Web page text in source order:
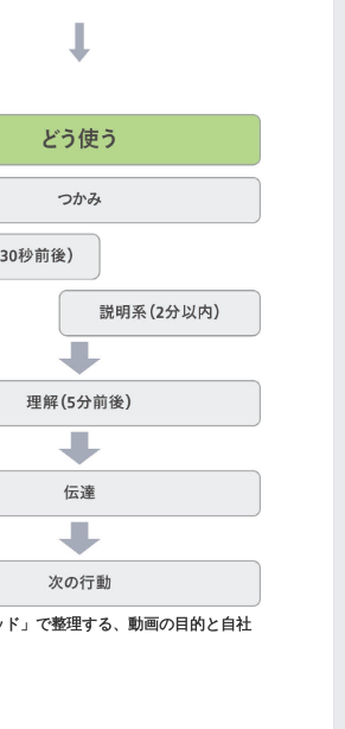
ド」で整理する、動画の目的と自社